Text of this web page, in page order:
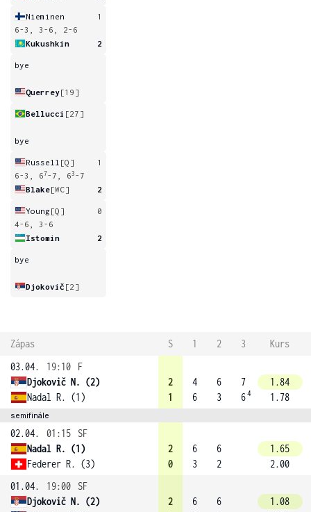
Nieminen
1
6-3, 3-6, 2-6
Kukushkin
2
bye
Querrey[19]
Bellucci [27]
bye
Russell [Q]
1
6-3, 67-7, 63 -7
Blake[WC] 2
Young[Q]
0
4-6, 3-6
Istomin
2
bye
Djokovič [2]
Zápas S 1 2 3
Kurs
03.04.
19:10
F
Djokovič N. (2)
Nadal R. (1)
2
1
4
6
6
3
7
64
1.84
1.78
semifinále
02.04. 01:15
SF
Nadal R. (1)
Federer R. (3)
2
0
6
3
6
2
1.65
2.00
01.04.
19:00
SF
Djokovič N. (2)
2
6
6
1.08